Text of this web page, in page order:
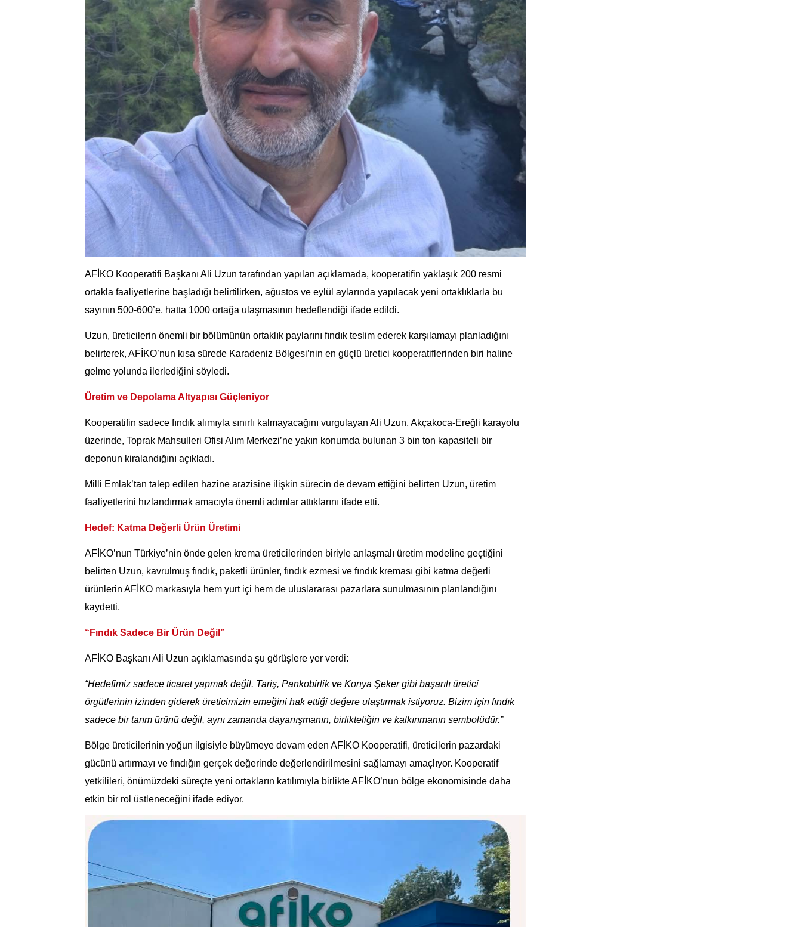
AFİKO Kooperatifi Başkanı Ali Uzun tarafından yapılan açıklamada, kooperatifin yaklaşık 200 resmi
ortakla faaliyetlerine başladığı belirtilirken, ağustos ve eylül aylarında yapılacak yeni ortaklıklarla bu
sayının 500-600’e, hatta 1000 ortağa ulaşmasının hedeflendiği ifade edildi.
Uzun, üreticilerin önemli bir bölümünün ortaklık paylarını fındık teslim ederek karşılamayı planladığını
belirterek, AFİKO’nun kısa sürede Karadeniz Bölgesi’nin en güçlü üretici kooperatiflerinden biri haline
gelme yolunda ilerlediğini söyledi.
Üretim ve Depolama Altyapısı Güçleniyor
Kooperatifin sadece fındık alımıyla sınırlı kalmayacağını vurgulayan Ali Uzun, Akçakoca-Ereğli karayolu
üzerinde, Toprak Mahsulleri Ofisi Alım Merkezi’ne yakın konumda bulunan 3 bin ton kapasiteli bir
deponun kiralandığını açıkladı.
Milli Emlak’tan talep edilen hazine arazisine ilişkin sürecin de devam ettiğini belirten Uzun, üretim
faaliyetlerini hızlandırmak amacıyla önemli adımlar attıklarını ifade etti.
Hedef: Katma Değerli Ürün Üretimi
AFİKO’nun Türkiye’nin önde gelen krema üreticilerinden biriyle anlaşmalı üretim modeline geçtiğini
belirten Uzun, kavrulmuş fındık, paketli ürünler, fındık ezmesi ve fındık kreması gibi katma değerli
ürünlerin AFİKO markasıyla hem yurt içi hem de uluslararası pazarlara sunulmasının planlandığını
kaydetti.
“Fındık Sadece Bir Ürün Değil”
AFİKO Başkanı Ali Uzun açıklamasında şu görüşlere yer verdi:
“Hedefimiz sadece ticaret yapmak değil. Tariş, Pankobirlik ve Konya Şeker gibi başarılı üretici
örgütlerinin izinden giderek üreticimizin emeğini hak ettiği değere ulaştırmak istiyoruz. Bizim için fındık
sadece bir tarım ürünü değil, aynı zamanda dayanışmanın, birlikteliğin ve kalkınmanın sembolüdür.”
Bölge üreticilerinin yoğun ilgisiyle büyümeye devam eden AFİKO Kooperatifi, üreticilerin pazardaki
gücünü artırmayı ve fındığın gerçek değerinde değerlendirilmesini sağlamayı amaçlıyor. Kooperatif
yetkilileri, önümüzdeki süreçte yeni ortakların katılımıyla birlikte AFİKO’nun bölge ekonomisinde daha
etkin bir rol üstleneceğini ifade ediyor.